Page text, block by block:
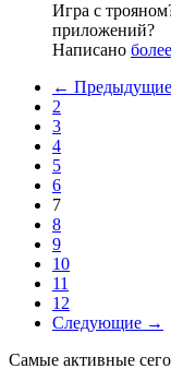
Игра с
приложений?
Написано
← Предыдущие
2
3
4
5
6
7
8
9
10
11
12
Следующие →
Самые активные